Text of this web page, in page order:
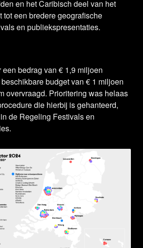
en het Caribisch deel van het
tot een bredere geografische
en publiekspresentaties.
een bedrag van € 1,9 miljoen
budget van € 1 miljoen
overvraagd. Prioritering was helaas
die hierbij is gehanteerd,
de Regeling Festivals en